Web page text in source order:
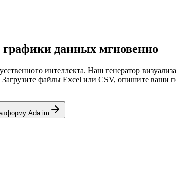
графики данных мгновенно
интеллекта. Наш генератор
файлы Excel или CSV, опишите ваши
Ada.im